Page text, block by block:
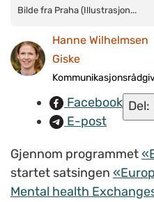
Bilde fra Praha (Illustrasjonsfoto:
Bilde fra Praha (Illustrasjon...
Hanne Wilhelmsen
Giske
Facebook
E-post
Del:
Gjennom programmet«
startet satsingen «
Mental health